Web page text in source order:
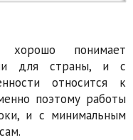
понимает
для страны, и с
относится к
поэтому работы
и с минимальным